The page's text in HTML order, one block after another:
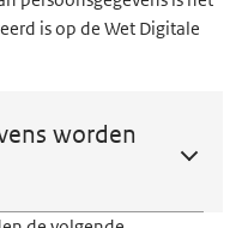
is op de Wet Digitale
worden